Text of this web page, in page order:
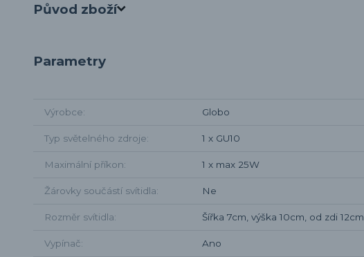
Původ zboží
Parametry
Výrobce Globo
Typ světelného zdroje 1 x GU10
Maximální příkon 1 x max 25W
Žárovky součástí svítidla Ne
Rozměr svítidla Šířka 7cm, výška 10cm, od zdi 12cm
Vypínač Ano